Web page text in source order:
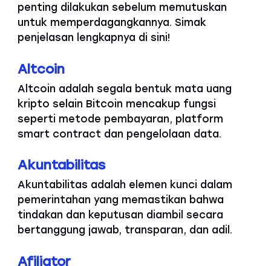
penting dilakukan sebelum memutuskan
untuk memperdagangkannya. Simak
penjelasan lengkapnya di sini!
Altcoin
Altcoin adalah segala bentuk mata uang
kripto selain Bitcoin mencakup fungsi
seperti metode pembayaran, platform
smart contract dan pengelolaan data.
Akuntabilitas
Akuntabilitas adalah elemen kunci dalam
pemerintahan yang memastikan bahwa
tindakan dan keputusan diambil secara
bertanggung jawab, transparan, dan adil.
Afiliator